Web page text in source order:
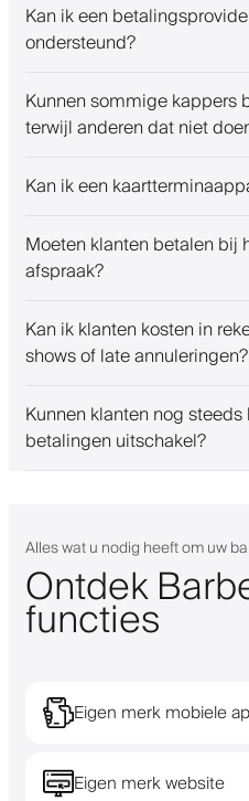
Kan ik een
ondersteund?
Kunnen sommige kappers
terwijl anderen dat niet
Kan ik een
Moeten klanten betalen bij
afspraak?
Kan ik klanten kosten in
shows of late annuleringen?
Kunnen klanten nog
betalingen uitschakel?
Alles wat u nodig heeft om uw
Ontdek
functies
Eigen merk mobiele
Eigen merk website